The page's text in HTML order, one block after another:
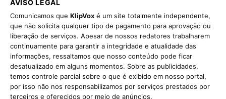
AVISO LEGAL
Comunicamos que KlipVox é um site totalmente independente,
que não solicita qualquer tipo de pagamento para aprovação ou
liberação de serviços. Apesar de nossos redatores trabalharem
continuamente para garantir a integridade e atualidade das
informações, ressaltamos que nosso conteúdo pode ficar
desatualizado em alguns momentos. Sobre as publicidades,
temos controle parcial sobre o que é exibido em nosso portal,
por isso não nos responsabilizamos por serviços prestados por
terceiros e oferecidos por meio de anúncios.